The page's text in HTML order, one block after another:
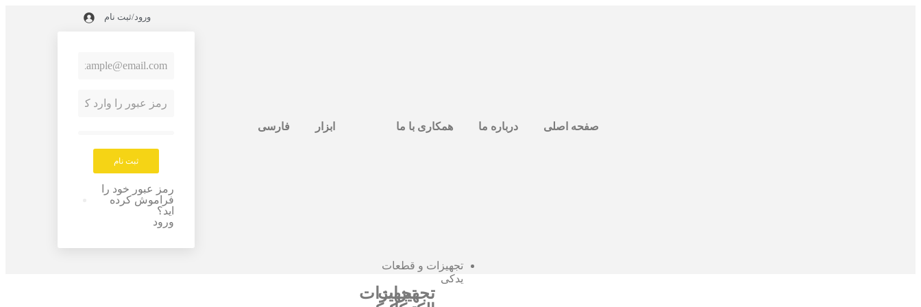
صفحه اصلی درباره ما همکاری با ما ابزار فارسی
ورود/ثبت نام
ثبت نام
رمز عبور خود را
فراموش کرده
اید؟
ورود
تجهیزات و قطعات
یدکی
تجهیزات
تجهیزات